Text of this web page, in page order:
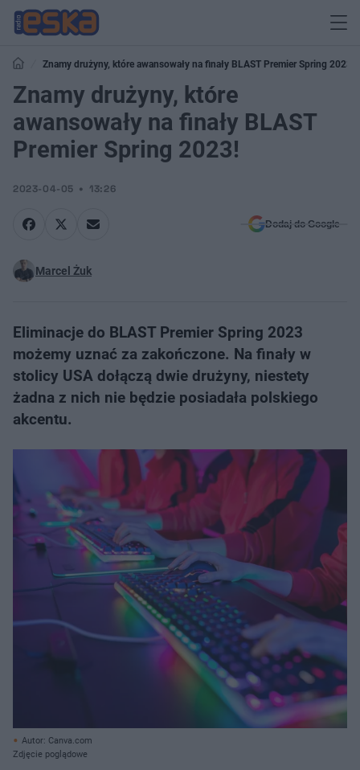
Znamy drużyny, które awansowały na finały BLAST Premier Spring 2023!
Znamy drużyny, które
awansowały na finały BLAST
Premier Spring 2023!
2023-04-05 13:26
Dodaj do Google
Marcel Żuk
Eliminacje do BLAST Premier Spring 2023
możemy uznać za zakończone. Na finały w
stolicy USA dołączą dwie drużyny, niestety
żadna z nich nie będzie posiadała polskiego
akcentu.
Autor: Canva.com
Zdjęcie poglądowe